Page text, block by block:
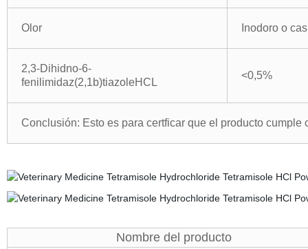
Olor Inodoro o
2,3-Dihidno-6-
fenilimidaz(2,1b)tiazoleHCL
<0,5%
Conclusión: Esto es para certficar que el producto cumple
Nombre del producto